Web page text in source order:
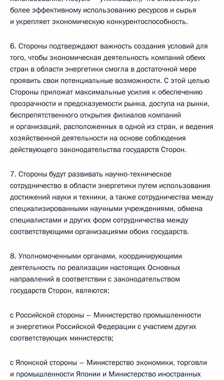
более эффективному использованию ресурсов и сырья
и укрепляет экономическую конкурентоспособность.
6. Стороны подтверждают важность создания условий для
того, чтобы экономическая деятельность компаний обеих
стран в области энергетики смогла в достаточной мере
проявить свои потенциальные возможности. С этой целью
Стороны приложат максимальные усилия к обеспечению
прозрачности и предсказуемости рынка, доступа на рынки,
беспрепятственного открытия филиалов компаний
и организаций, расположенных в одной из стран, и ведения
хозяйственной деятельности на основе соблюдения
действующего законодательства государств Сторон.
7. Стороны будут развивать научно-техническое
сотрудничество в области энергетики путем использования
достижений науки и техники, а также сотрудничества между
специализированными научными учреждениями, обмена
специалистами и других форм сотрудничества между
соответствующими организациями обоих государств.
8. Уполномоченными органами, координирующими
деятельность по реализации настоящих Основных
направлений в соответствии с законодательством
государств Сторон, являются:
с Российской стороны – Министерство промышленности
и энергетики Российской Федерации с участием других
соответствующих министерств;
с Японской стороны – Министерство экономики, торговли
и промышленности Японии и Министерство иностранных